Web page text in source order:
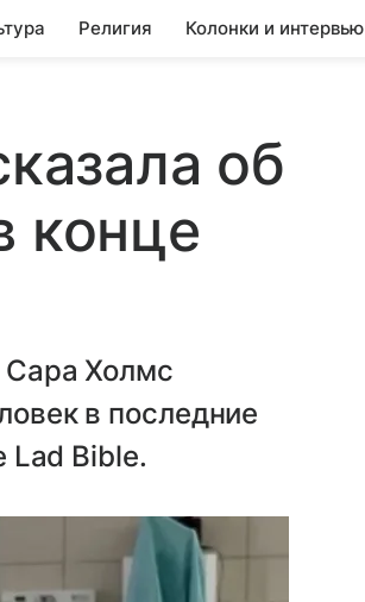
Религия Колонки и интервью
об
конце
Сара Холмс
в последние
Lad Bible.